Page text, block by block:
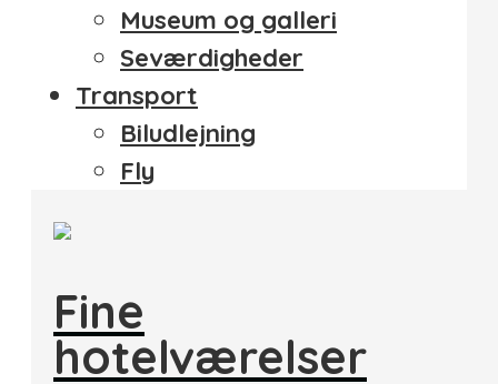
Museum og galleri
Seværdigheder
Transport
Biludlejning
Fly
Fine
hotelværelser